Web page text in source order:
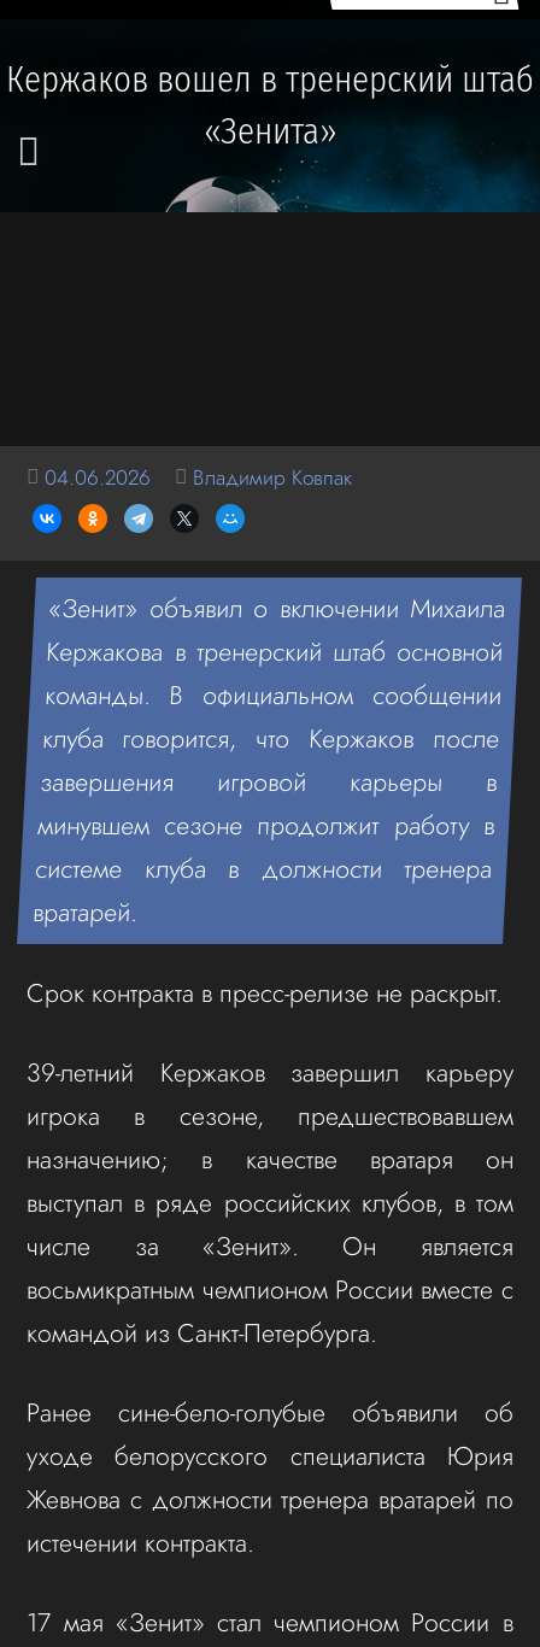
Кержаков вошел в тренерский штаб
«Зенита»
04.06.2026 Владимир Ковпак
«Зенит» объявил о включении Михаила
Кержакова в тренерский штаб основной
команды. В официальном сообщении
клуба говорится, что Кержаков после
завершения игровой карьеры в
минувшем сезоне продолжит работу в
системе клуба в должности тренера
вратарей.
Срок контракта в пресс‑релизе не раскрыт.
39-летний Кержаков завершил карьеру
игрока в сезоне, предшествовавшем
назначению; в качестве вратаря он
выступал в ряде российских клубов, в том
числе за «Зенит». Он является
восьмикратным чемпионом России вместе с
командой из Санкт-Петербурга.
Ранее сине-бело-голубые объявили об
уходе белорусского специалиста Юрия
Жевнова с должности тренера вратарей по
истечении контракта.
17 мая «Зенит» стал чемпионом России в